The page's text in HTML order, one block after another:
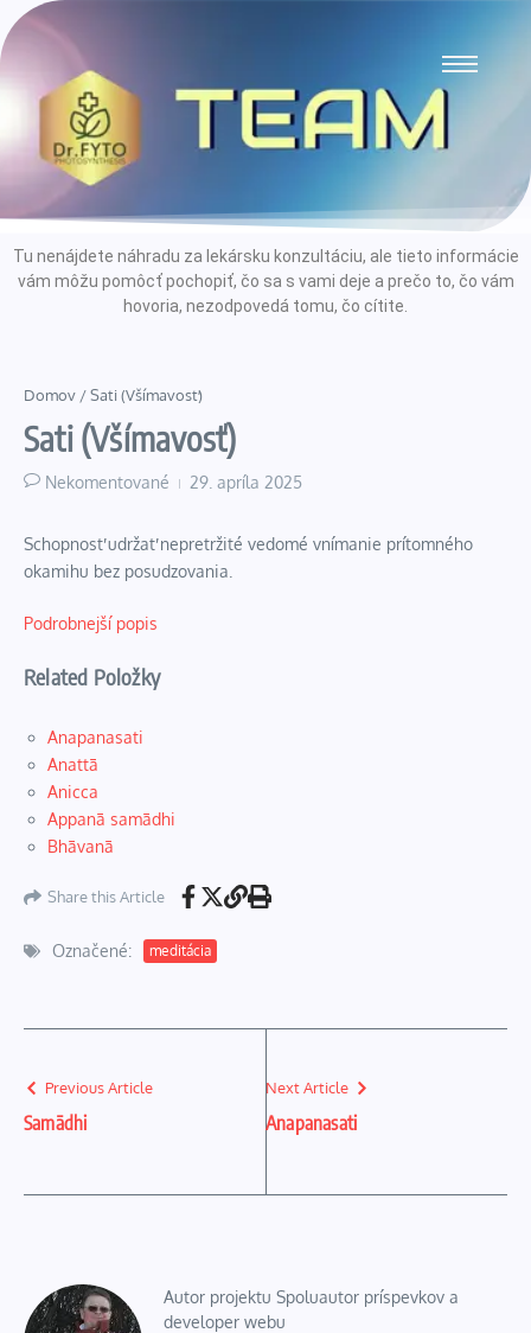
Tu nenájdete náhradu za lekársku konzultáciu, ale tieto informácie
vám môžu pomôcť pochopiť, čo sa s vami deje a prečo to, čo vám
hovoria, nezodpovedá tomu, čo cítite.
Domov /Sati (Všímavosť)
Sati (Všímavosť)
Nekomentované 29. apríla 2025
Schopnosť udržať nepretržité vedomé vnímanie prítomného
okamihu bez posudzovania.
Podrobnejší popis
Related Položky
Anapanasati
Anattā
Anicca
Appanā samādhi
Bhāvanā
Share this Article
Označené: meditácia
Previous Article
Samādhi
Next Article
Anapanasati
Autor projektu Spoluautor príspevkov a
developer webu